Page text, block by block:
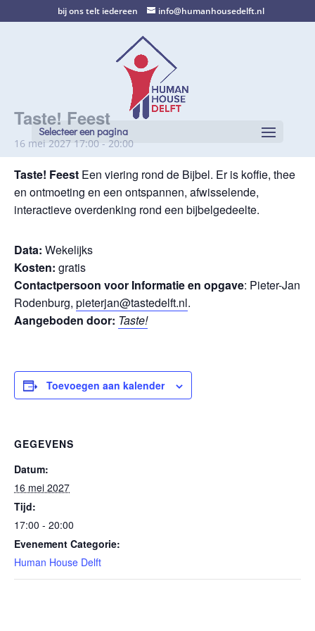
bij ons telt iedereen info@humanhousedelft.nl
Selecteer een pagina
Taste! Feest
16 mei 2027 17:00 - 20:00
Taste! Feest Een viering rond de Bijbel. Er is koffie, thee
en ontmoeting en een ontspannen, afwisselende,
interactieve overdenking rond een bijbelgedeelte.
Data: Wekelijks
Kosten: gratis
Contactpersoon voor Informatie en opgave: Pieter-Jan
Rodenburg, pieterjan@tastedelft.nl.
Aangeboden door: Taste!
Toevoegen aan kalender
GEGEVENS
Datum:
16 mei 2027
Tijd:
17:00 - 20:00
Evenement Categorie:
Human House Delft